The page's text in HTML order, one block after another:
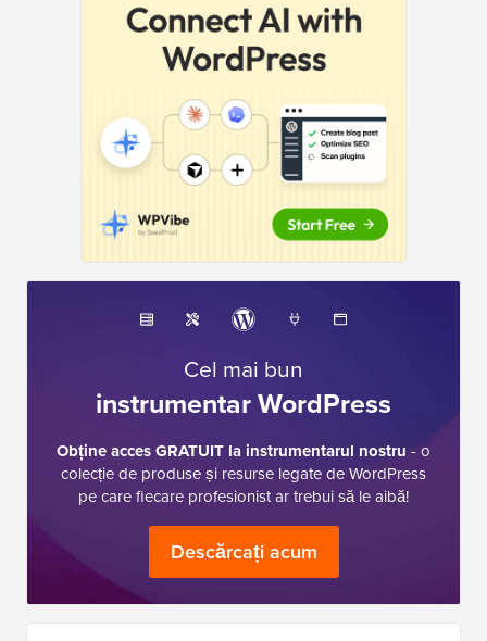
Cel mai bun
instrumentar WordPress
Obține acces GRATUIT la instrumentarul nostru - o
colecție de produse și resurse legate de WordPress
pe care fiecare profesionist ar trebui să le aibă!
Descărcați acum